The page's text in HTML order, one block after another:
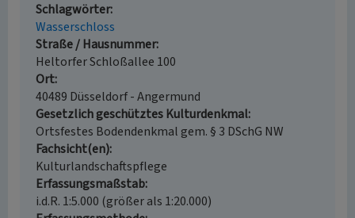
Schlagwörter
Wasserschloss
Straße / Hausnummer
Heltorfer Schloßallee 100
Ort
40489 Düsseldorf - Angermund
Gesetzlich geschütztes Kulturdenkmal
Ortsfestes Bodendenkmal gem. § 3 DSchG NW
Fachsicht(en)
Kulturlandschaftspflege
Erfassungsmaßstab
i.d.R. 1:5.000 (größer als 1:20.000)